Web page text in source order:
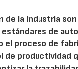
de la industria
de
el proceso de
de productividad